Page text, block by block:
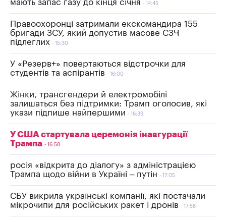
мають запас газу до кінця січня
14:45
Правоохоронці затримали екскомандира 155
бригади ЗСУ, який допустив масове СЗЧ
підлеглих
15:30
У «Резерв+» повертаються відстрочки для
студентів та аспірантів
16:00
Жінки, трансгендери й електромобілі
залишаться без підтримки: Трамп оголосив, які
укази підпише найпершими
16:39
У США стартувала церемонія інавгурації
Трампа
16:58
росія «відкрита до діалогу» з адміністрацією
Трампа щодо війни в Україні – путін
17:05
СБУ викрила українські компанії, які постачали
мікрочипи для російських ракет і дронів
17:58